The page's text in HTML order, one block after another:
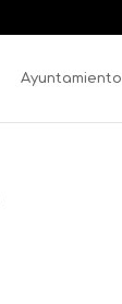
Ayuntamiento